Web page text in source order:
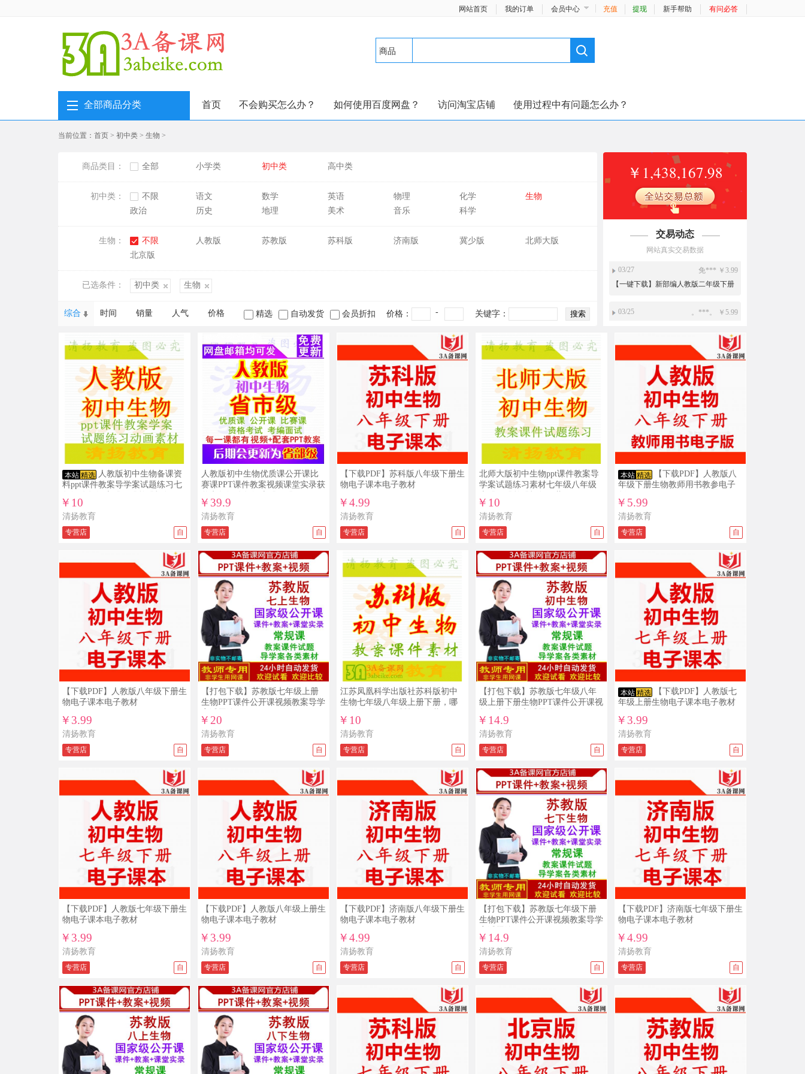
网站首页 我的订单 会员中心 充值 提现 新手帮助 有问必答
商品
全部商品分类 首页 不会购买怎么办？ 如何使用百度网盘？ 访问淘宝店铺 使用过程中有问题怎么办？
当前位置： 首页 > 初中类 > 生物 >
商品类目： 全部 小学类 初中类 高中类
初中类： 不限 语文 数学 英语 物理 化学
生物
政治
历史 地理 美术 音乐 科学
生物： 不限 人教版 苏教版 苏科版 济南版 冀少版
北师大版
北京版
已选条件： 初中类 生物
综合 时间 销量 人气 价格 精选 自动发货 会员折扣 价格： - 关键字：
￥1,438,167.98
交易动态
网站真实交易数据免*** ￥3.99
道德与法治电子课本电子教材
03/25
师用书电子版
免*** ￥15
沪教版初中数学六年级七年级八年级九
年级上册下册PPT课件教案导学案试题
小*** ￥19.9
人教版新部编版小学道德与法治法制
PPT课件配套教案素材一二三四五六年
级上册下册整册打包下载
小*** ￥3.99
【一键下载】新部编人教版一年级下册
道德与法治电子课本电子教材
新目标人教版初中英语ppt课件教案导学
案复习资料试题练习导学案课文朗读
年级上册下册全册整册打包下载
01/31
沪教版初中数学六年级七年级八年级九
年级上册下册PPT课件教案导学案试题
练习打包下载
新目标人教版初中英语ppt课件教案导学
案复习资料试题练习导学案课文朗读
mp3单词录音电子课本七年级八年级九
年级上册下册全册整册打包下载免*** ￥15
沪教版初中数学六年级七年级八年级九
年级上册下册PPT课件教案导学案试题
练习打包下载
免*** ￥19.9
人教版新部编版小学道德与法治法制
PPT课件配套教案素材一二三四五六年
级上册下册整册打包下载
10/20
免*** ￥10
新目标人教版初中英语ppt课件教案导学
案复习资料试题练习导学案课文朗读
mp3单词录音电子课本七年级八年级九
沪教版初中数学六年级七年级八年级九
年级上册下册PPT课件教案导学案试题
练习打包下载
10/13
1***3 ￥19.9
PPT课件配套教案素材一二三四五六年
10/04
免*** ￥5.5
3A备课网五年级上册人教PEP版小学英
语优质课公开课示范课ppt课件赠配套教
免*** ￥19.9
人教版新部编版小学道德与法治法制
PPT课件配套教案素材一二三四五六年
级上册下册整册打包下载
免*** ￥19.8
09/04
人教版新部编版小学道德与法治法制
PPT课件配套教案素材一二三四五六年
级上册下册整册打包下载
09/03
免*** ￥15
沪教版初中数学六年级七年级八年级九
年级上册下册PPT课件教案导学案试题
练习打包下载
免*** ￥39.9
新部编版人教版小学一年级语文上册下
册比赛课公开课获奖视频配套优秀教案
PPT课件同课异构课堂实录
免*** ￥49.9
部编道德与法治人教版一年级二年级上
册下册公开课比赛课PPT课件教案视频
本站 精选 人教版初中生物备课资
料ppt课件教案导学案试题练习七
载
￥10
清扬教育
专营店 自
人教版初中生物优质课公开课比
赛课PPT课件教案视频课堂实录获
￥39.9
清扬教育
专营店 自
【下载PDF】苏科版八年级下册生
物电子课本电子教材
￥4.99
清扬教育
专营店 自
北师大版初中生物ppt课件教案导
学案试题练习素材七年级八年级
￥10
清扬教育
专营店 自
本站 精选
【下载PDF】人教版八
年级下册生物教师用书教参电子
￥5.99
清扬教育
专营店 自
【下载PDF】人教版八年级下册生
物电子课本电子教材
￥3.99
清扬教育
专营店 自
【打包下载】苏教版七年级上册
生物PPT课件公开课视频教案导学
￥20
清扬教育
专营店 自
江苏凤凰科学出版社苏科版初中
生物七年级八年级上册下册，哪
￥10
清扬教育
专营店 自
【打包下载】苏教版七年级八年
级上册下册生物PPT课件公开课视
￥14.9
清扬教育
专营店 自
本站 精选
【下载PDF】人教版七
年级上册生物电子课本电子教材
￥3.99
清扬教育
专营店 自
【下载PDF】人教版七年级下册生
物电子课本电子教材
￥3.99
清扬教育
专营店 自
【下载PDF】人教版八年级上册生
物电子课本电子教材
￥3.99
清扬教育
专营店 自
【下载PDF】济南版八年级下册生
物电子课本电子教材
￥4.99
清扬教育
专营店 自
【打包下载】苏教版七年级下册
生物PPT课件公开课视频教案导学
￥14.9
清扬教育
专营店 自
【下载PDF】济南版七年级下册生
物电子课本电子教材
￥4.99
清扬教育
专营店 自